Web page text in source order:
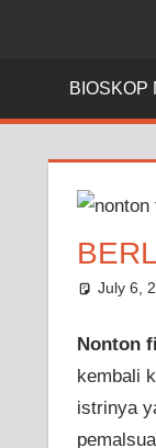
BIOSKOP
July 6,
Nonton
kembali
istrinya